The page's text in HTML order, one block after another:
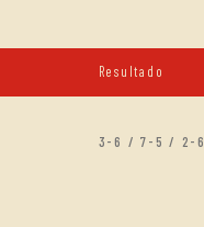
Resultado
3-6 / 7-5 / 2-6